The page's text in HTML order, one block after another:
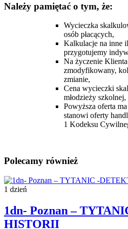
Należy pamiętać o tym, że:
Wycieczka
osób płacących,
Kalkulacje na inne
przygotujemy
Na życzenie
zmodyfikowany,
zmianie,
Cena wycieczki
młodzieży szkolnej,
Powyższa oferta
stanowi oferty
1 Kodeksu
Polecamy również
1 dzień
1dn- Poznan –
HISTORII